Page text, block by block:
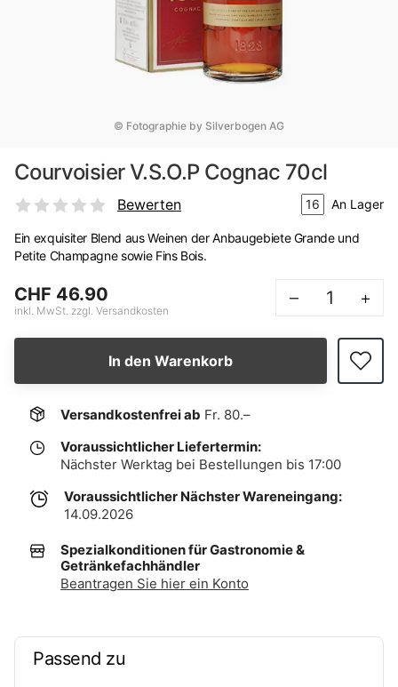
© Fotographie by Silverbogen AG
Courvoisier V.S.O.P Cognac 70cl
Bewerten 16 An Lager
Ein exquisiter Blend aus Weinen der Anbaugebiete Grande und
Petite Champagne sowie Fins Bois.
CHF 46.90
inkl. MwSt. zzgl. Versandkosten
– +
In den Warenkorb
Versandkostenfrei ab Fr. 80.–
Voraussichtlicher Liefertermin:
Nächster Werktag bei Bestellungen bis 17:00
Voraussichtlicher Nächster Wareneingang:
14.09.2026
Spezialkonditionen für Gastronomie &
Getränkefachhändler
Beantragen Sie hier ein Konto
Passend zu